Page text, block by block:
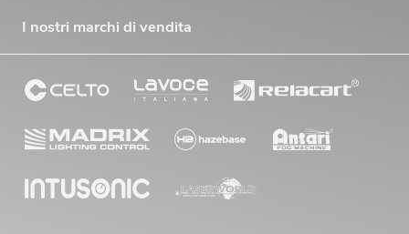
I nostri marchi di vendita